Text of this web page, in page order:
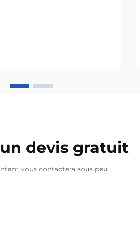
répandent des huiles
devis gratuit
vous contactera sous peu.